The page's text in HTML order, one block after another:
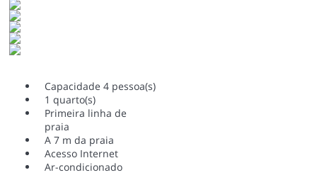
Capacidade 4 pessoa(s)
1 quarto(s)
Primeira linha de
praia
A 7 m da praia
Acesso Internet
Ar-condicionado